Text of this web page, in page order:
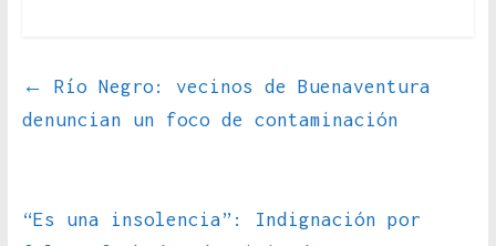
←
Río Negro: vecinos de Buenaventura
denuncian un foco de contaminación
“Es una insolencia”: Indignación por